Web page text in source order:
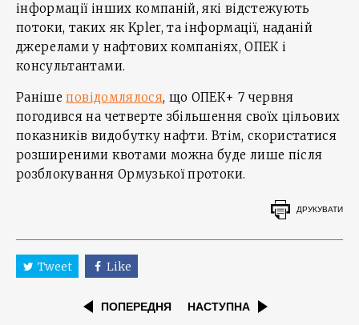
інформації інших компаній, які відстежують
потоки, таких як Kpler, та інформації, наданій
джерелами у нафтових компаніях, ОПЕК і
консультантами.
Ранішеповідомлялося, що ОПЕК+ 7 червня
погодився на четверте збільшення своїх цільових
показників видобутку нафти. Втім, скористатися
розширеними квотами можна буде лише після
розблокування Ормузької протоки.
ДРУКУВАТИ
Tweet Like
ПОПЕРЕДНЯ НАСТУПНА